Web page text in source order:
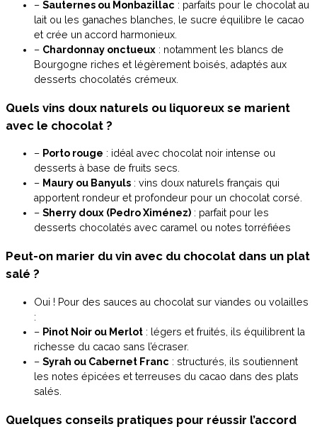
– Sauternes ou Monbazillac : parfaits pour le chocolat au
lait ou les ganaches blanches, le sucre équilibre le cacao
et crée un accord harmonieux.
– Chardonnay onctueux : notamment les blancs de
Bourgogne riches et légèrement boisés, adaptés aux
desserts chocolatés crémeux.
Quels vins doux naturels ou liquoreux se marient
avec le chocolat ?
– Porto rouge : idéal avec chocolat noir intense ou
desserts à base de fruits secs.
– Maury ou Banyuls : vins doux naturels français qui
apportent rondeur et profondeur pour un chocolat corsé.
– Sherry doux (Pedro Ximénez) : parfait pour les
desserts chocolatés avec caramel ou notes torréfiées
Peut-on marier du vin avec du chocolat dans un plat
salé ?
Oui ! Pour des sauces au chocolat sur viandes ou volailles
:
– Pinot Noir ou Merlot : légers et fruités, ils équilibrent la
richesse du cacao sans l’écraser.
– Syrah ou Cabernet Franc : structurés, ils soutiennent
les notes épicées et terreuses du cacao dans des plats
salés.
Quelques conseils pratiques pour réussir l’accord